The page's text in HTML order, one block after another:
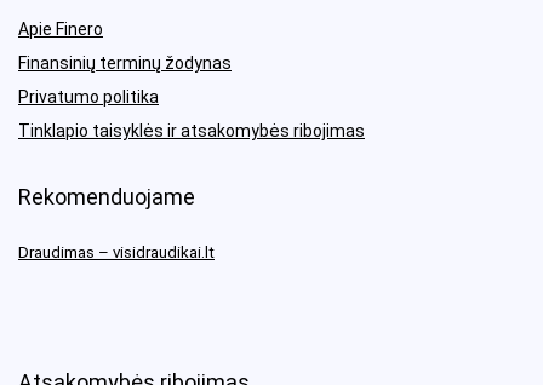
Apie Finero
Finansinių terminų žodynas
Privatumo politika
Tinklapio taisyklės ir atsakomybės ribojimas
Rekomenduojame
Draudimas – visidraudikai.lt